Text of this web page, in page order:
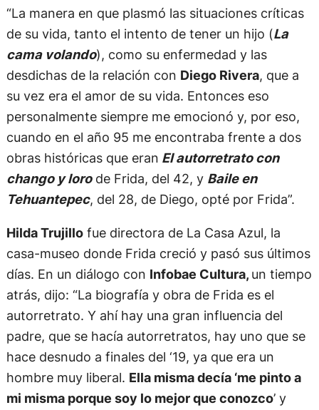
“La manera en que plasmó las situaciones críticas
de su vida, tanto el intento de tener un hijo (La
cama volando), como su enfermedad y las
desdichas de la relación con Diego Rivera, que a
su vez era el amor de su vida. Entonces eso
personalmente siempre me emocionó y, por eso,
cuando en el año 95 me encontraba frente a dos
obras históricas que eran El autorretrato con
chango y lorode Frida, del 42, y Baile en
Tehuantepec, del 28, de Diego, opté por Frida”.
Hilda Trujillofue directora de La Casa Azul, la
casa-museo donde Frida creció y pasó sus últimos
días. En un diálogo con Infobae Cultura, un tiempo
atrás, dijo: “La biografía y obra de Frida es el
autorretrato. Y ahí hay una gran influencia del
padre, que se hacía autorretratos, hay uno que se
hace desnudo a finales del ‘19, ya que era un
hombre muy liberal. Ella misma decía ‘me pinto a
mi misma porque soy lo mejor que conozco’ y